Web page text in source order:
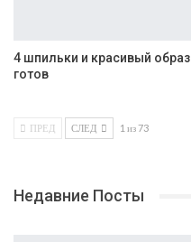
4 шпильки и красивый образ
готов
ПРЕД СЛЕД 1 из 73
Недавние Посты